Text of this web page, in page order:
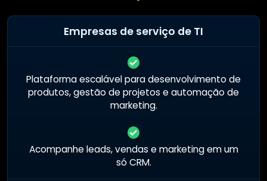
Empresas de serviço de TI
Plataforma escalável para desenvolvimento de
produtos, gestão de projetos e automação de
marketing.
Acompanhe leads, vendas e marketing em um
só CRM.